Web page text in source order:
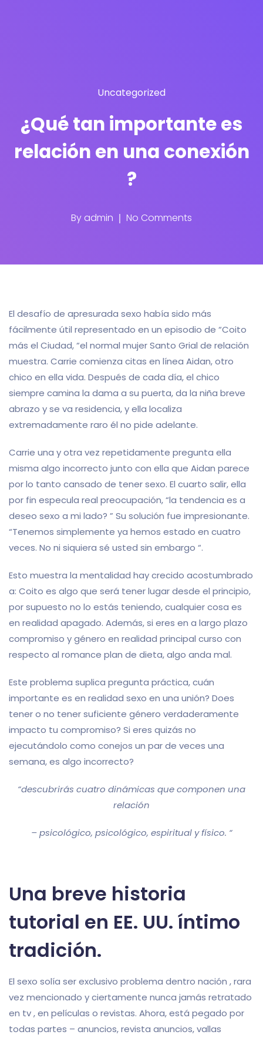
Uncategorized
¿Qué tan importante es
relación en una conexión
?
By admin No Comments
El desafío de apresurada sexo había sido más
fácilmente útil representado en un episodio de “Coito
más el Ciudad, “el normal mujer Santo Grial de relación
muestra. Carrie comienza citas en línea Aidan, otro
chico en ella vida. Después de cada día, el chico
siempre camina la dama a su puerta, da la niña breve
abrazo y se va residencia, y ella localiza
extremadamente raro él no pide adelante.
Carrie una y otra vez repetidamente pregunta ella
misma algo incorrecto junto con ella que Aidan parece
por lo tanto cansado de tener sexo. El cuarto salir, ella
por fin especula real preocupación, “la tendencia es a
deseo sexo a mi lado? ” Su solución fue impresionante.
“Tenemos simplemente ya hemos estado en cuatro
veces. No ni siquiera sé usted sin embargo “.
Esto muestra la mentalidad hay crecido acostumbrado
a: Coito es algo que será tener lugar desde el principio,
por supuesto no lo estás teniendo, cualquier cosa es
en realidad apagado. Además, si eres en a largo plazo
compromiso y género en realidad principal curso con
respecto al romance plan de dieta, algo anda mal.
Este problema suplica pregunta práctica, cuán
importante es en realidad sexo en una unión? Does
tener o no tener suficiente género verdaderamente
impacto tu compromiso? Si eres quizás no
ejecutándolo como conejos un par de veces una
semana, es algo incorrecto?
“descubrirás cuatro dinámicas que componen una
relación
– psicológico, psicológico, espiritual y físico. “
Una breve historia
tutorial en EE. UU. íntimo
tradición.
El sexo solía ser exclusivo problema dentro nación , rara
vez mencionado y ciertamente nunca jamás retratado
en tv , en películas o revistas. Ahora, está pegado por
todas partes – anuncios, revista anuncios, vallas